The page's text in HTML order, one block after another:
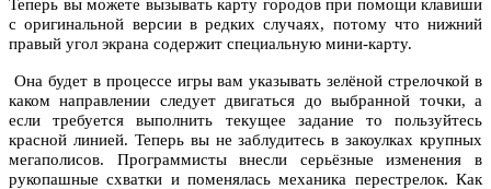
Теперь вы можете вызывать карту городов при помощи клавиши
с оригинальной версии в редких случаях, потому что нижний
правый угол экрана содержит специальную мини-карту.
Она будет в процессе игры вам указывать зелёной стрелочкой в
каком направлении следует двигаться до выбранной точки, а
если требуется выполнить текущее задание то пользуйтесь
красной линией. Теперь вы не заблудитесь в закоулках крупных
мегаполисов. Программисты внесли серьёзные изменения в
рукопашные схватки и поменялась механика перестрелок. Как